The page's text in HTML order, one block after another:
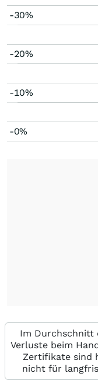
-30%
-20%
-10%
-0%
Im Durchschnitt
Verluste beim
Zertifikate sind
nicht für